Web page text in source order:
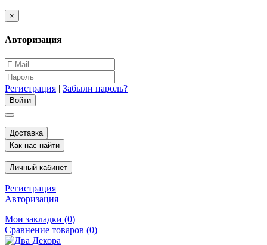
×
Авторизация
Регистрация | Забыли пароль?
Доставка
Как нас найти
Личный кабинет
Регистрация
Авторизация
Мои закладки (0)
Сравнение товаров (0)